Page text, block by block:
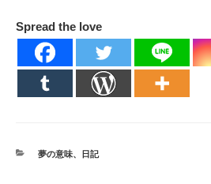
Spread the love
カ
夢の意味、 日記